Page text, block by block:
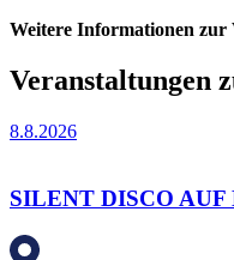
Weitere Informationen zur
Veranstaltungen
8.8.2026
SILENT DISCO